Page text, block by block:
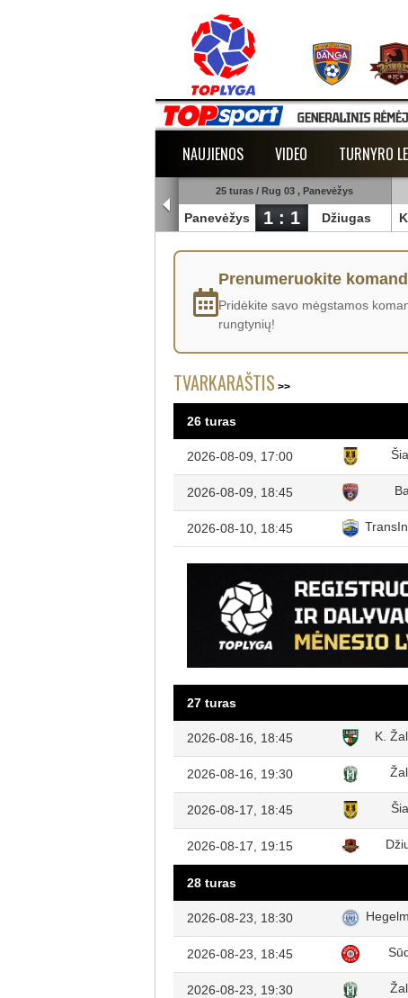
NAUJIENOS VIDEO TURNYRO
25 turas / Rug 03 , Panevėžys
Panevėžys 1 : 1 Džiugas
Prenumeruokite
Pridėkite savo mėgstamos
rungtynių!
TVARKARAŠTIS
26 turas
2026-08-09, 17:00
2026-08-09, 18:45
2026-08-10, 18:45
27 turas
2026-08-16, 18:45 K.
2026-08-16, 19:30
2026-08-17, 18:45
2026-08-17, 19:15
28 turas
2026-08-23, 18:30
2026-08-23, 18:45
2026-08-23, 19:30